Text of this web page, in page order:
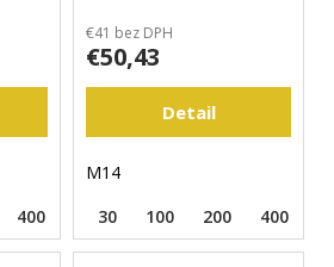
400 800 1500 3000
€41 bez DPH
€50,43
Detail
M14
30
100 200 400